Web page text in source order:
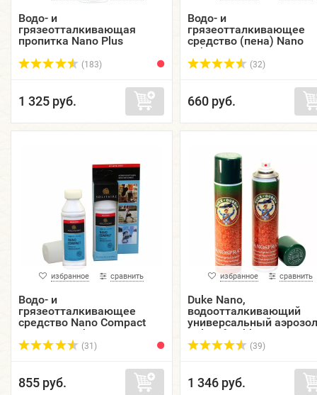
Водо- и
грязеотталкивающая
пропитка Nano Plus
мл.
(183)
1 325 руб.
Водо- и
грязеотталкивающее
средство (пена) Nano
Schaum SOLITAIRE,
аэрозоль, 150 мл.
(32)
660 руб.
избранное сравнить
Водо- и
грязеотталкивающее
средство Nano Compact
SOLITAIRE, флакон-
карандаш, 75 мл.
(31)
855 руб.
избранное сравнить
Duke Nano,
водоотталкивающий
универсальный
Duke of Dubbin, 300 мл.
(39)
1 346 руб.